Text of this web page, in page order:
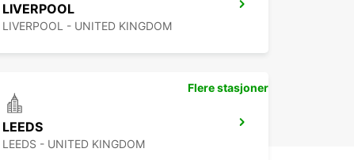
LIVERPOOL
LIVERPOOL - UNITED KINGDOM
LEEDS
LEEDS - UNITED KINGDOM
Flere stasjoner